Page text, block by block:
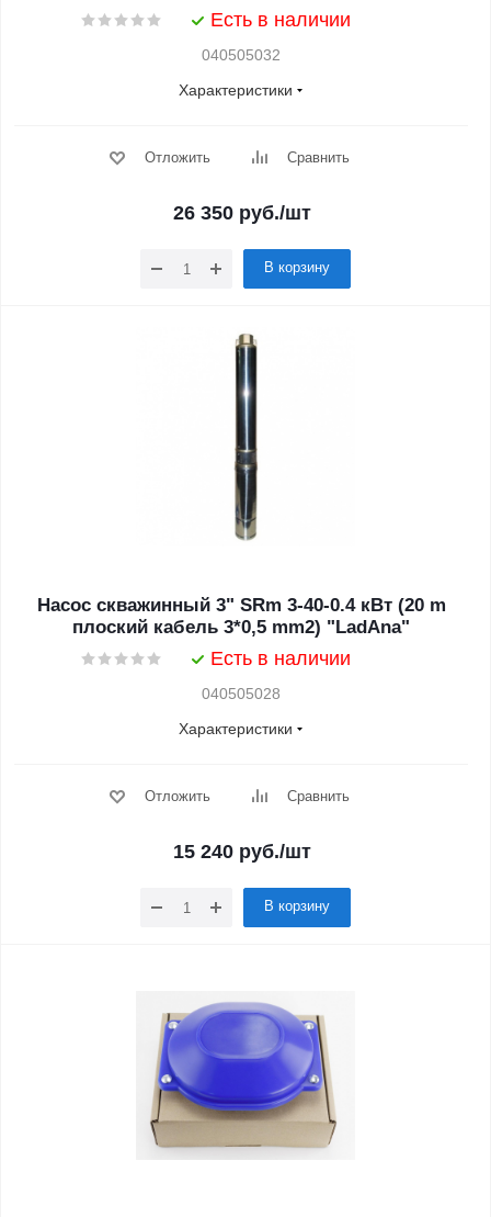
Есть в наличии
040505032
Характеристики
Отложить Сравнить
26 350руб./шт
В корзину
Насос скважинный 3" SRm 3-40-0.4 кВт (20 m
плоский кабель 3*0,5 mm2) "LadAna"
Есть в наличии
040505028
Характеристики
Отложить Сравнить
15 240руб./шт
В корзину